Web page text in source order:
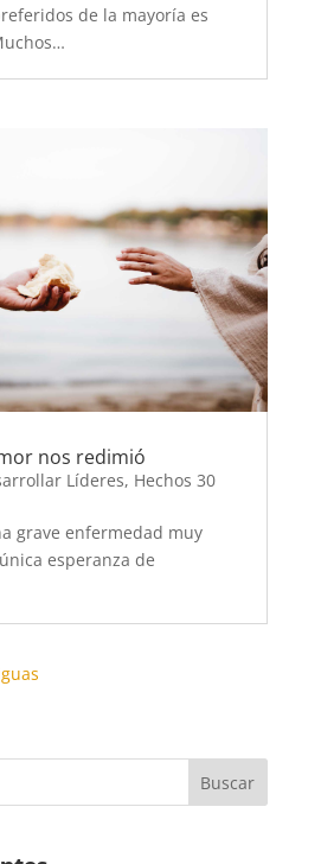
de la mayoría es
nos redimió
Líderes, Hechos 30
grave enfermedad muy
esperanza de